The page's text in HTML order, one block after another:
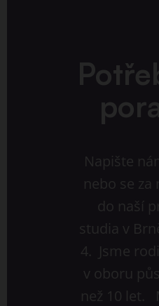
Napište
nebo se za
do naší
studia v
4. Jsme
v oboru
než 10 let.